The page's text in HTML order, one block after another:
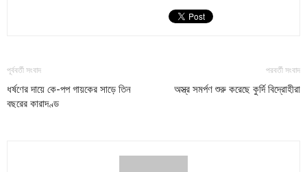
পূর্ববর্তী সংবাদ
ধর্ষণের দায়ে কে-পপ গায়কের সাড়ে তিন
বছরের কারাদণ্ড
পরবর্তী সংবাদ
অস্ত্র সমর্পণ শুরু করেছে কুর্দি বিদ্রোহীরা